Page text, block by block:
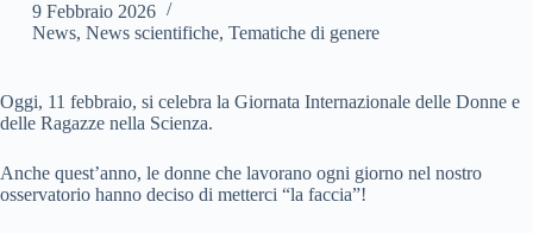
9 Febbraio 2026
News, News scientifiche, Tematiche di genere
Oggi, 11 febbraio, si celebra la Giornata Internazionale delle Donne e
delle Ragazze nella Scienza.
Anche quest’anno, le donne che lavorano ogni giorno nel nostro
osservatorio hanno deciso di metterci “la faccia”!